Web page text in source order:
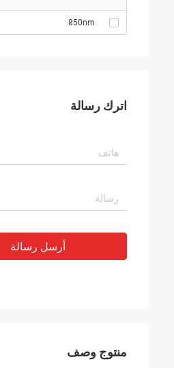
850nm
اترك رسالة
أرسل رسالة
منتوج وصف